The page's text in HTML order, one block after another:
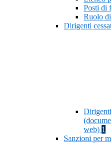
Posti di
Ruolo
Dirigenti
web) 1
Sanzioni per